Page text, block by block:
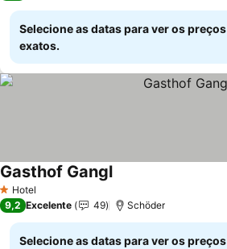
Selecione as datas para ver os preços
exatos.
1 Estrelas
Hotel
Gasthof Gangl
9,2 Excelente 49 Schöder
Selecione as datas para ver os preços